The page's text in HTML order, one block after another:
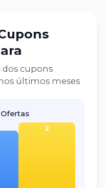
cupons
últimos meses
2